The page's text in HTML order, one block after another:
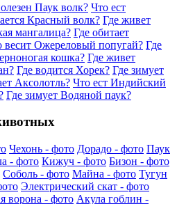
Паук волк? Что ест
Красный волк? Где живет
мангалица? Где обитает
весит Ожереловый попугай? Где
кошка? Где живет
Где водится Хорек? Где зимует
Аксолотль? Что ест Индийский
Где зимует Водяной паук?
Чехонь - фото Дорадо - фото Паук
- фото Кижуч - фото Бизон - фото
Соболь - фото Майна - фото Тугун
Электрический скат - фото
ворона - фото Акула гоблин -